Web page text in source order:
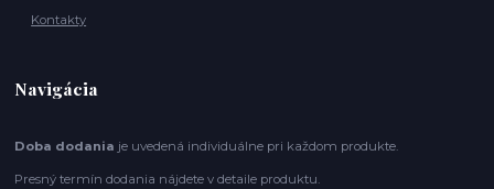
Kontakty
Navigácia
Doba dodania je uvedená individuálne pri každom produkte.
Presný termín dodania nájdete v detaile produktu.